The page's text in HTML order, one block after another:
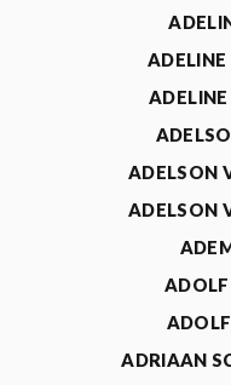
ADELINE
ADELSON
ADELSON
ADRIAAN